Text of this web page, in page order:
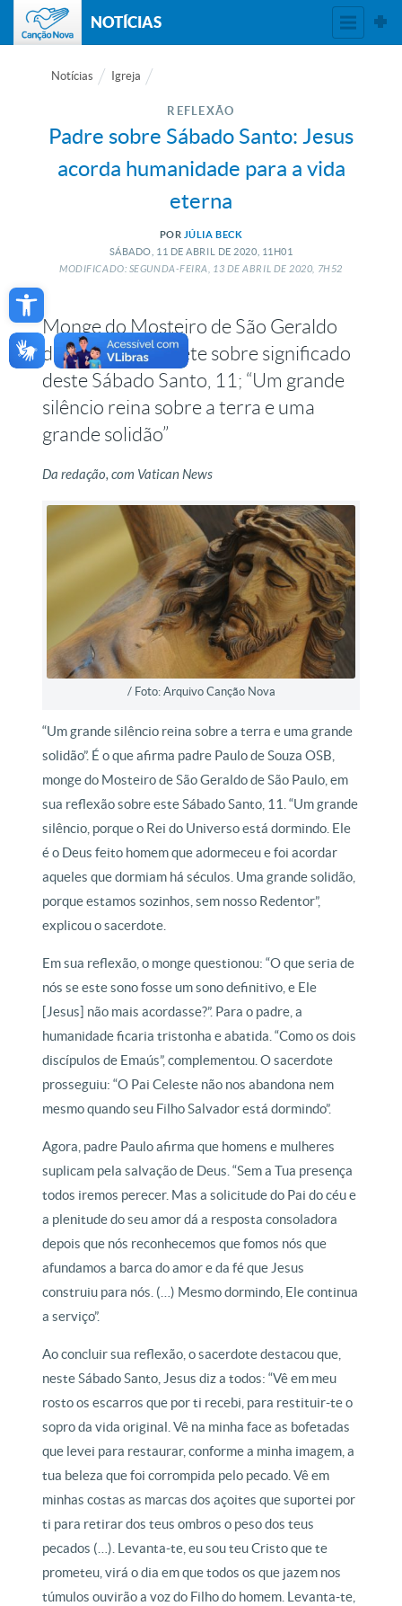
Open toolbar
NOTÍCIAS
Notícias Igreja
REFLEXÃO
Padre sobre Sábado Santo: Jesus
acorda humanidade para a vida
eterna
POR JÚLIA BECK
SÁBADO, 11 DE ABRIL DE 2020, 11H01
MODIFICADO: SEGUNDA-FEIRA, 13 DEABRIL DE2020, 7H52
Monge do Mosteiro de São Geraldo
de São Paulo reflete sobre significado
deste Sábado Santo, 11; “Um grande
silêncio reina sobre a terra e uma
grande solidão”
Da redação, com Vatican News
/ Foto: Arquivo Canção Nova
“Um grande silêncio reina sobre a terra e uma grande
solidão”. É o que afirma padre Paulo de Souza OSB,
monge do Mosteiro de São Geraldo de São Paulo, em
sua reflexão sobre este Sábado Santo, 11. “Um grande
silêncio, porque o Rei do Universo está dormindo. Ele
é o Deus feito homem que adormeceu e foi acordar
aqueles que dormiam há séculos. Uma grande solidão,
porque estamos sozinhos, sem nosso Redentor”,
explicou o sacerdote.
Em sua reflexão, o monge questionou: “O que seria de
nós se este sono fosse um sono definitivo, e Ele
[Jesus] não mais acordasse?”. Para o padre, a
humanidade ficaria tristonha e abatida. “Como os dois
discípulos de Emaús”, complementou. O sacerdote
prosseguiu: “O Pai Celeste não nos abandona nem
mesmo quando seu Filho Salvador está dormindo”.
Agora, padre Paulo afirma que homens e mulheres
suplicam pela salvação de Deus. “Sem a Tua presença
todos iremos perecer. Mas a solicitude do Pai do céu e
a plenitude do seu amor dá a resposta consoladora
depois que nós reconhecemos que fomos nós que
afundamos a barca do amor e da fé que Jesus
construiu para nós. (…) Mesmo dormindo, Ele continua
a serviço”.
Ao concluir sua reflexão, o sacerdote destacou que,
neste Sábado Santo, Jesus diz a todos: “Vê em meu
rosto os escarros que por ti recebi, para restituir-te o
sopro da vida original. Vê na minha face as bofetadas
que levei para restaurar, conforme a minha imagem, a
tua beleza que foi corrompida pelo pecado. Vê em
minhas costas as marcas dos açoites que suportei por
ti para retirar dos teus ombros o peso dos teus
pecados (…). Levanta-te, eu sou teu Cristo que te
prometeu, virá o dia em que todos os que jazem nos
túmulos ouvirão a voz do Filho do homem. Levanta-te,